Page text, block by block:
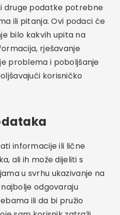
druge podatke potrebne
ili pitanja. Ovi podaci će
bilo kakvih upita na
rješavanje
problema i poboljšanje
korisničko
informacije ili lične
ali ih može dijeliti s
u svrhu ukazivanje na
odgovaraju
ili da bi pružio